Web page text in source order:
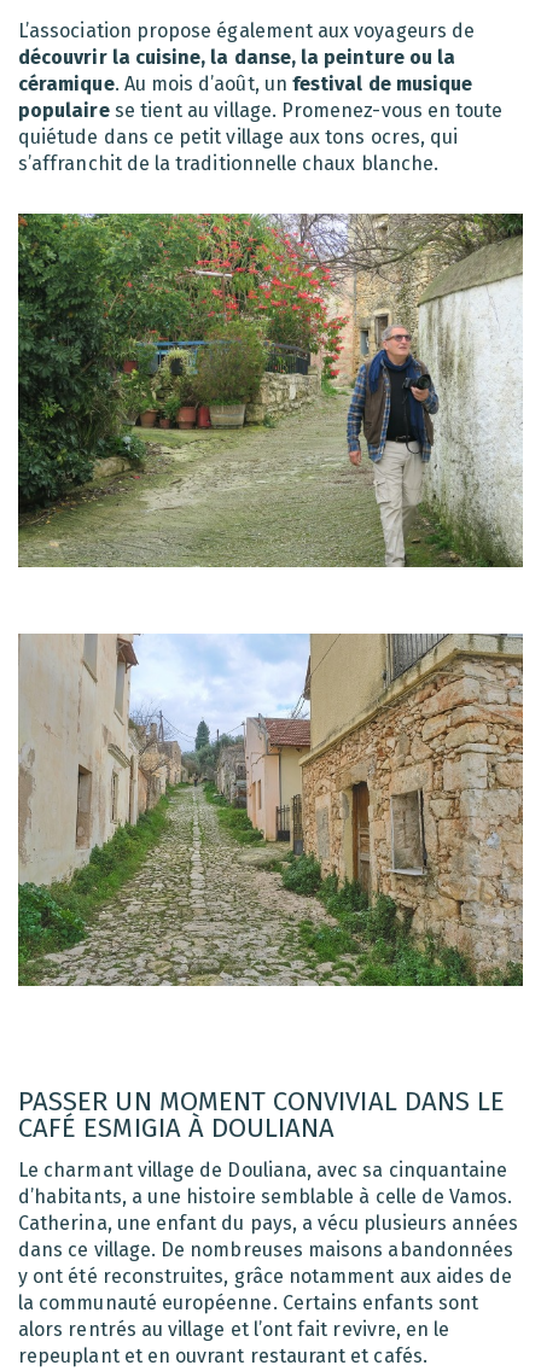
L’association propose également aux voyageurs de
découvrir la cuisine, la danse, la peinture ou la
céramique. Au mois d’août, un festival de musique
populairese tient au village. Promenez-vous en toute
quiétude dans ce petit village aux tons ocres, qui
s’affranchit de la traditionnelle chaux blanche.
PASSER UN MOMENT CONVIVIAL DANS LE
CAFÉ ESMIGIA À DOULIANA
Le charmant village de Douliana, avec sa cinquantaine
d’habitants, a une histoire semblable à celle de Vamos.
Catherina, une enfant du pays, a vécu plusieurs années
dans ce village. De nombreuses maisons abandonnées
y ont été reconstruites, grâce notamment aux aides de
la communauté européenne. Certains enfants sont
alors rentrés au village et l’ont fait revivre, en le
repeuplant et en ouvrant restaurant et cafés.